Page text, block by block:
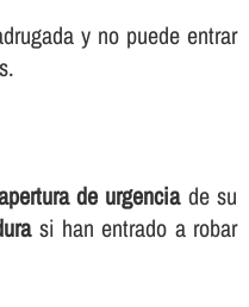
y no puede entrar
de urgenciade su
si han entrado a robar